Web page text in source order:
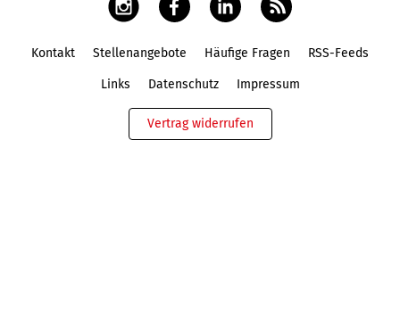
Kontakt Stellenangebote Häufige Fragen RSS-Feeds
Links Datenschutz Impressum
Vertrag widerrufen